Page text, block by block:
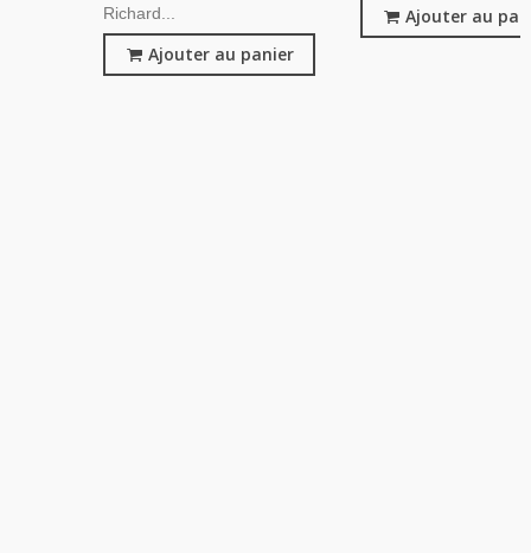
Richard...
Ajouter au panier
Ajouter au